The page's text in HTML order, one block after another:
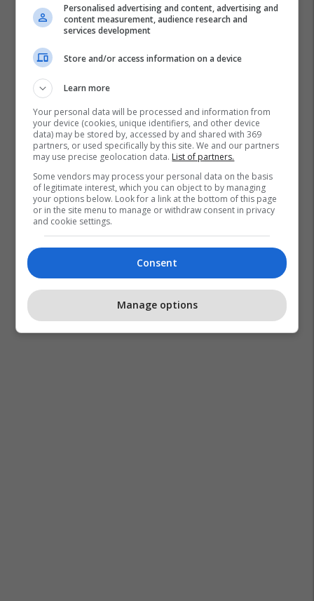
Personalised advertising and content, advertising and
content measurement, audience research and
services development
Store and/or access information on a device
Learn more
Your personal data will be processed and information from
your device (cookies, unique identifiers, and other device
data) may be stored by, accessed by and shared with 369
partners, or used specifically by this site. We and our partners
may use precise geolocation data. List of partners.
Some vendors may process your personal data on the basis
of legitimate interest, which you can object to by managing
your options below. Look for a link at the bottom of this page
or in the site menu to manage or withdraw consent in privacy
and cookie settings.
Consent
Manage options